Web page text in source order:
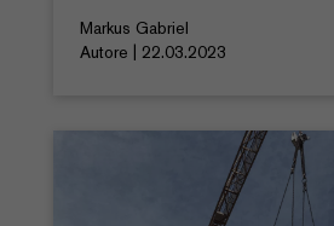
Markus Gabriel
Autore | 22.03.2023